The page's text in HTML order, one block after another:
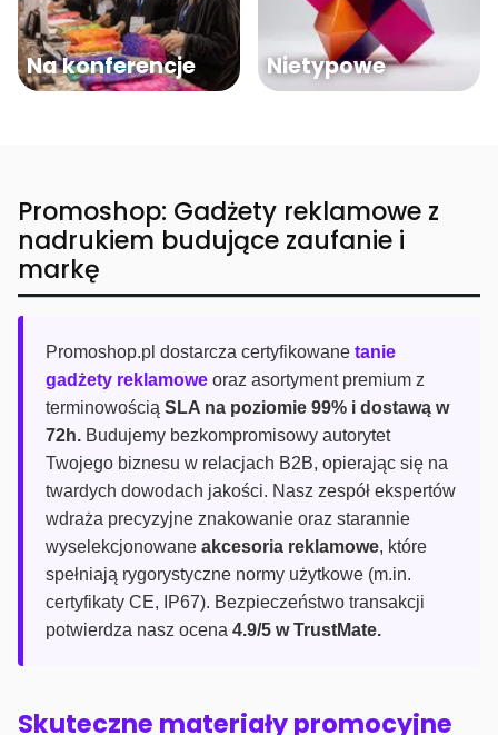
Na konferencje Nietypowe
Promoshop: Gadżety reklamowe z
nadrukiem budujące zaufanie i
markę
Promoshop.pl dostarcza certyfikowane tanie
gadżety reklamowe oraz asortyment premium z
terminowością SLA na poziomie 99% i dostawą w
72h. Budujemy bezkompromisowy autorytet
Twojego biznesu w relacjach B2B, opierając się na
twardych dowodach jakości. Nasz zespół ekspertów
wdraża precyzyjne znakowanie oraz starannie
wyselekcjonowane akcesoria reklamowe, które
spełniają rygorystyczne normy użytkowe (m.in.
certyfikaty CE, IP67). Bezpieczeństwo transakcji
potwierdza nasz ocena 4.9/5 w TrustMate.
Skuteczne materiały promocyjne